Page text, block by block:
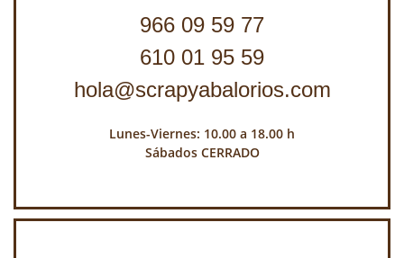
966 09 59 77
610 01 95 59
hola@scrapyabalorios.com
Lunes-Viernes: 10.00 a 18.00 h
Sábados CERRADO